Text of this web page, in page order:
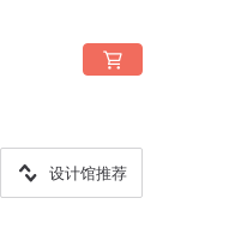
设计馆推荐